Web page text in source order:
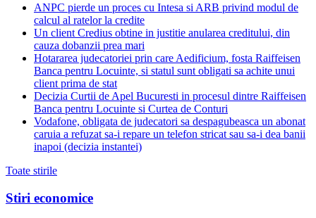
ANPC pierde un proces cu Intesa si ARB privind modul de
calcul al ratelor la credite
Un client Credius obtine in justitie anularea creditului, din
cauza dobanzii prea mari
Hotararea judecatoriei prin care Aedificium, fosta Raiffeisen
Banca pentru Locuinte, si statul sunt obligati sa achite unui
client prima de stat
Decizia Curtii de Apel Bucuresti in procesul dintre Raiffeisen
Banca pentru Locuinte si Curtea de Conturi
Vodafone, obligata de judecatori sa despagubeasca un abonat
caruia a refuzat sa-i repare un telefon stricat sau sa-i dea banii
inapoi (decizia instantei)
Toate stirile
Stiri economice